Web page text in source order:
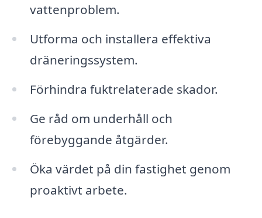
vattenproblem.
Utforma och installera effektiva
dräneringssystem.
Förhindra fuktrelaterade skador.
Ge råd om underhåll och
förebyggande åtgärder.
Öka värdet på din fastighet genom
proaktivt arbete.